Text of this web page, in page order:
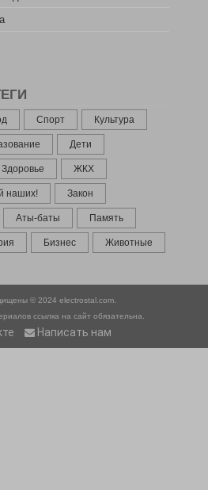
Спорт Культура
Дети
Здоровье ЖКХ
наших! Закон
Аты-баты Память
Бизнес Животные
© 2024 electrostal.com.
ссылка на сайт обязательна.
Написать нам